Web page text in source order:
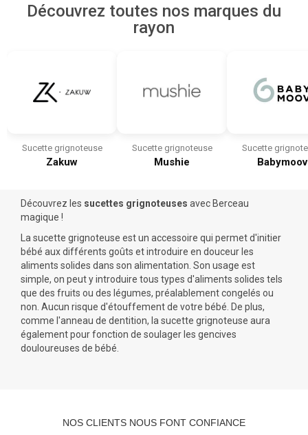
Découvrez toutes nos marques du
rayon
Sucette grignoteuse
Zakuw
Sucette grignoteuse
Mushie
Sucette
Babymoov
Découvrez les sucettes grignoteuses avec Berceau
magique !
La sucette grignoteuse est un accessoire qui permet d'initier
bébé aux différents goûts et introduire en douceur les
aliments solides dans son alimentation. Son usage est
simple, on peut y introduire tous types d'aliments solides tels
que des fruits ou des légumes, préalablement congelés ou
non. Aucun risque d'étouffement de votre bébé. De plus,
comme l'anneau de dentition, la sucette grignoteuse aura
également pour fonction de soulager les gencives
douloureuses de bébé.
NOS CLIENTS NOUS FONT CONFIANCE